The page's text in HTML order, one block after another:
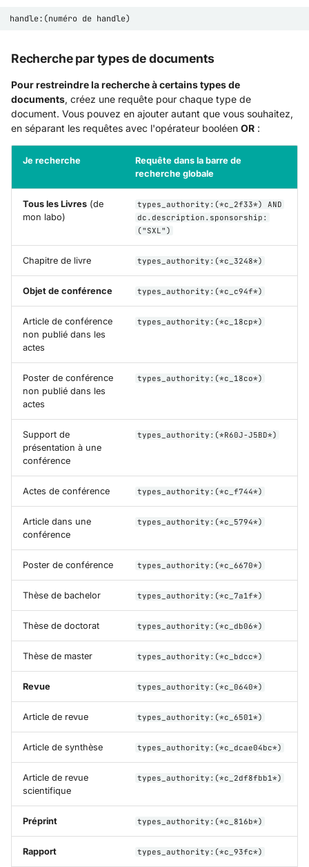
Recherche par types de documents
Pour restreindre la recherche à certains types de
documents, créez une requête pour chaque type de
document. Vous pouvez en ajouter autant que vous souhaitez,
en séparant les requêtes avec l'opérateur booléen OR :
Je recherche
Requête dans la barre de
recherche globale
Tous les Livres (de
mon labo)
types_authority:(*c_2f33*) AND
dc.description.sponsorship:
("SXL")
Chapitre de livre types_authority:(*c_3248*)
Objet de conférence types_authority:(*c_c94f*)
Article de conférence
non publié dans les
actes
types_authority:(*c_18cp*)
Poster de conférence
non publié dans les
actes
types_authority:(*c_18co*)
Support de
présentation à une
conférence
types_authority:(*R60J-J5BD*)
Actes de conférence types_authority:(*c_f744*)
Article dans une
conférence
types_authority:(*c_5794*)
Poster de conférence types_authority:(*c_6670*)
Thèse de bachelor types_authority:(*c_7a1f*)
Thèse de doctorat types_authority:(*c_db06*)
Thèse de master types_authority:(*c_bdcc*)
Revue types_authority:(*c_0640*)
Article de revue types_authority:(*c_6501*)
Article de synthèse types_authority:(*c_dcae04bc*)
Article de revue
scientifique
types_authority:(*c_2df8fbb1*)
Préprint types_authority:(*c_816b*)
Rapport types_authority:(*c_93fc*)